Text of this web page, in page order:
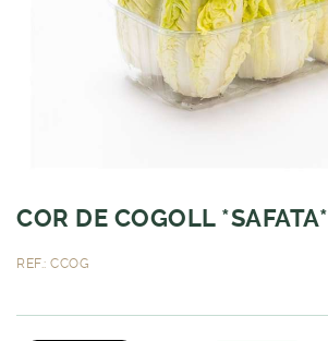
COR DE COGOLL *SAFATA*
REF.: CCOG